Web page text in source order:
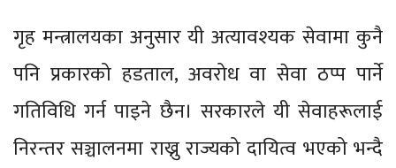
गृह मन्त्रालयका अनुसार यी अत्यावश्यक सेवामा कुनै
पनि प्रकारको हडताल, अवरोध वा सेवा ठप्प पार्ने
गतिविधि गर्न पाइने छैन। सरकारले यी सेवाहरूलाई
निरन्तर सञ्चालनमा राख्नु राज्यको दायित्व भएको भन्दै